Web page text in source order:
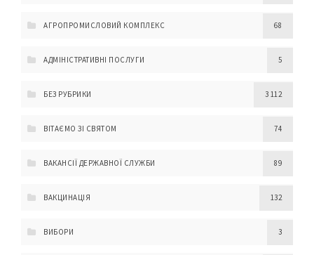
АГРОПРОМИСЛОВИЙ КОМПЛЕКС 68
АДМІНІСТРАТИВНІ ПОСЛУГИ 5
БЕЗ РУБРИКИ 3 112
ВІТАЄМО ЗІ СВЯТОМ 74
ВАКАНСІЇ ДЕРЖАВНОЇ СЛУЖБИ 89
ВАКЦИНАЦІЯ 132
ВИБОРИ 3